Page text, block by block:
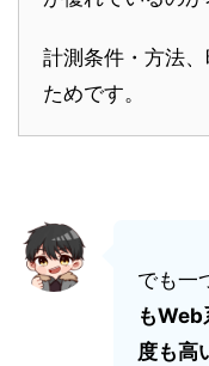
計測条件・方法
ためです。
でも一
もWeb
度も高